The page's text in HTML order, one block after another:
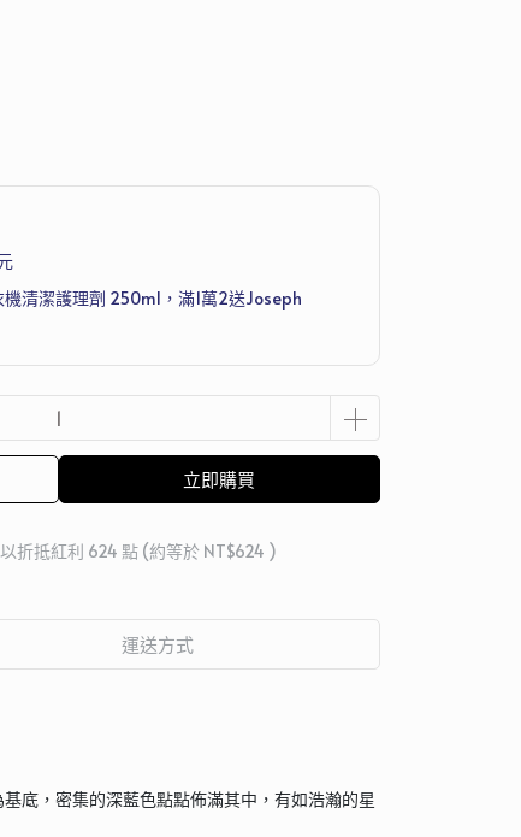
清潔護理劑 250ml，滿1萬2送Joseph
立即購買
折抵紅利 624 點 (約等於 NT$624 )
運送方式
底，密集的深藍色點點佈滿其中，有如浩瀚的星